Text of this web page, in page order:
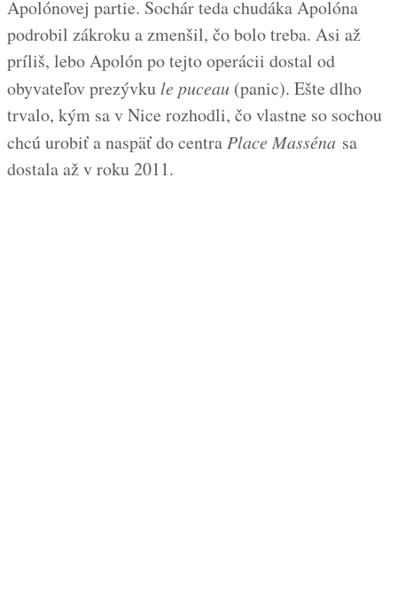
Apolónovej partie. Sochár teda chudáka Apolóna
podrobil zákroku a zmenšil, čo bolo treba. Asi až
príliš, lebo Apolón po tejto operácii dostal od
obyvateľov prezývku le puceau (panic). Ešte dlho
trvalo, kým sa v Nice rozhodli, čo vlastne so sochou
chcú urobiť a naspäť do centraPlace Masséna sa
dostala až v roku 2011.